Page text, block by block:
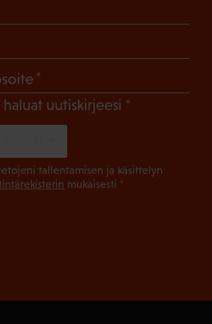
uutiskirjeesi (Pakollinen)
tallentamisen ja käsittelyn
mukaisesti *